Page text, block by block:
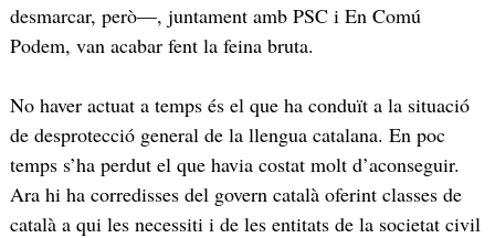
desmarcar, però—, juntament amb PSC i En Comú
Podem, van acabar fent la feina bruta.
No haver actuat a temps és el que ha conduït a la situació
de desprotecció general de la llengua catalana. En poc
temps s’ha perdut el que havia costat molt d’aconseguir.
Ara hi ha corredisses del govern català oferint classes de
català a qui les necessiti i de les entitats de la societat civil